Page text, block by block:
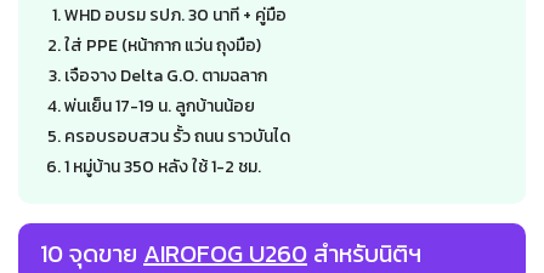
WHD อบรม รปภ. 30 นาที + คู่มือ
ใส่ PPE (หน้ากาก แว่น ถุงมือ)
เจือจาง Delta G.O. ตามฉลาก
พ่นเย็น 17-19 น. ลูกบ้านน้อย
ครอบรอบสวน รั้ว ถนน ราวบันได
1 หมู่บ้าน 350 หลัง ใช้ 1-2 ชม.
10 จุดขาย AIROFOG U260 สำหรับนิติฯ